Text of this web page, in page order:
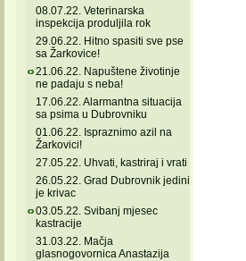
08.07.22. Veterinarska
inspekcija produljila rok
29.06.22. Hitno spasiti sve pse
sa Žarkovice!
21.06.22. Napuštene životinje
ne padaju s neba!
17.06.22. Alarmantna situacija
sa psima u Dubrovniku
01.06.22. Ispraznimo azil na
Žarkovici!
27.05.22. Uhvati, kastriraj i vrati
26.05.22. Grad Dubrovnik jedini
je krivac
03.05.22. Svibanj mjesec
kastracije
31.03.22. Mačja
glasnogovornica Anastazija